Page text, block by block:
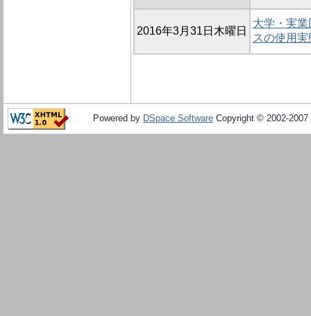
2016年3月31日木曜日
大学・実
スの使用実
Powered by DSpace Software Copyright © 2002-2007